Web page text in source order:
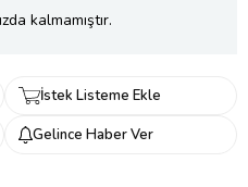
kalmamıştır.
İstek Listeme Ekle
Gelince Haber Ver